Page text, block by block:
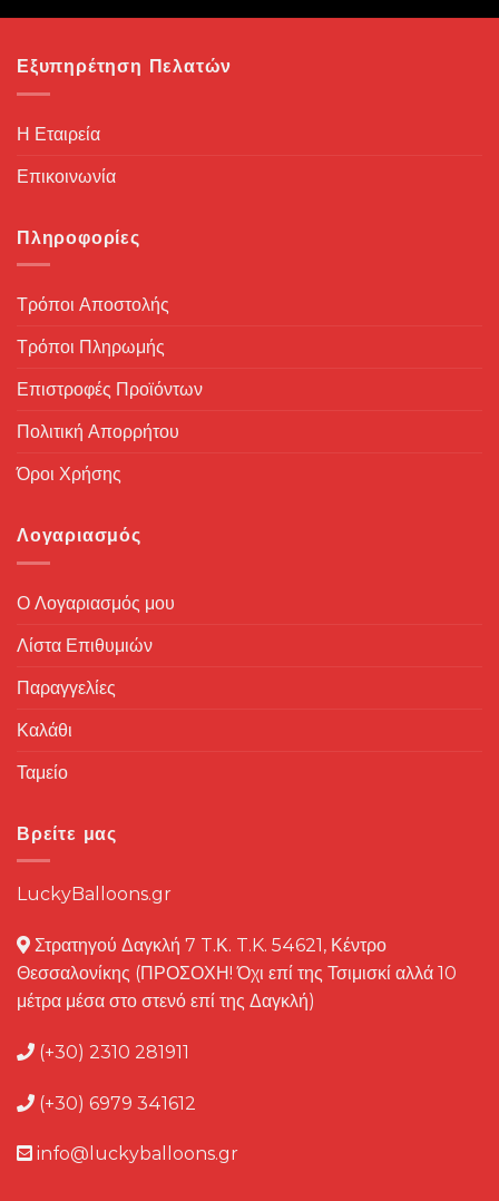
Εξυπηρέτηση Πελατών
Η Εταιρεία
Επικοινωνία
Πληροφορίες
Τρόποι Αποστολής
Τρόποι Πληρωμής
Επιστροφές Προϊόντων
Πολιτική Απορρήτου
Όροι Χρήσης
Λογαριασμός
Ο Λογαριασμός μου
Λίστα Επιθυμιών
Παραγγελίες
Καλάθι
Ταμείο
Βρείτε μας
LuckyBalloons.gr
Στρατηγού Δαγκλή 7 T.Κ. T.K. 54621, Κέντρο
Θεσσαλονίκης (ΠΡΟΣΟΧΗ! Όχι επί της Τσιμισκί αλλά 10
μέτρα μέσα στο στενό επί της Δαγκλή)
(+30) 2310 281911
(+30) 6979 341612
info@luckyballoons.gr